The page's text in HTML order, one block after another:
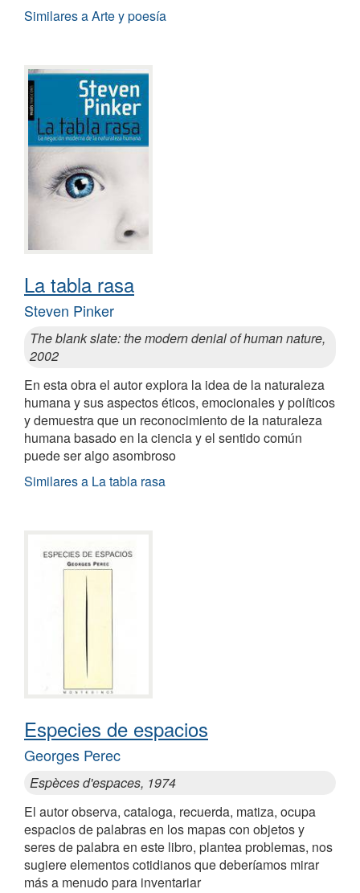
Similares a Arte y poesía
La tabla rasa
Steven Pinker
The blank slate: the modern denial of human nature,
2002
En esta obra el autor explora la idea de la naturaleza
humana y sus aspectos éticos, emocionales y políticos
y demuestra que un reconocimiento de la naturaleza
humana basado en la ciencia y el sentido común
puede ser algo asombroso
Similares a La tabla rasa
Especies de espacios
Georges Perec
Espèces d'espaces, 1974
El autor observa, cataloga, recuerda, matiza, ocupa
espacios de palabras en los mapas con objetos y
seres de palabra en este libro, plantea problemas, nos
sugiere elementos cotidianos que deberíamos mirar
más a menudo para inventariar